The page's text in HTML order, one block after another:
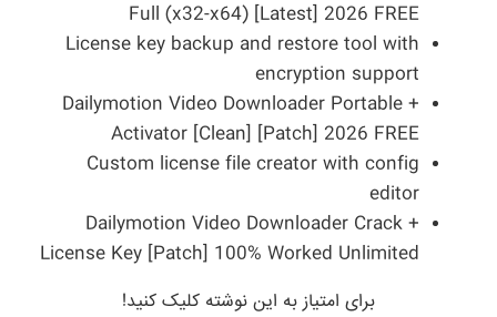
Full (x32-x64) [Latest] 2026 FREE
License key backup and restore tool with
encryption support
Dailymotion Video Downloader Portable +
Activator [Clean] [Patch] 2026 FREE
Custom license file creator with config
editor
Dailymotion Video Downloader Crack +
License Key [Patch] 100% Worked Unlimited
برای امتیاز به این نوشته کلیک کنید!